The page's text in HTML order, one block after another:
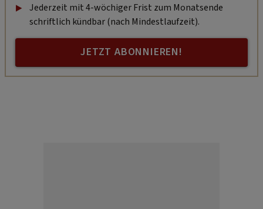
Jederzeit mit 4-wöchiger Frist zum Monatsende
schriftlich kündbar (nach Mindestlaufzeit).
JETZT ABONNIEREN!